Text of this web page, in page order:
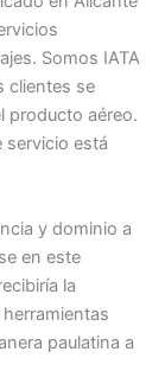
Somos IATA
clientes se
producto aéreo.
servicio está
y dominio a
en este
la
paulatina a